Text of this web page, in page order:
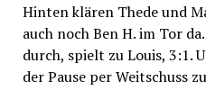
Hinten klären Thede und
auch noch Ben H. im Tor
durch, spielt zu Louis, 3:1.
der Pause per Weitschuss